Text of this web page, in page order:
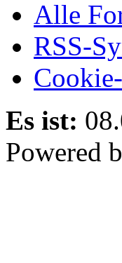
Alle
RSS-
Es ist:
Powered